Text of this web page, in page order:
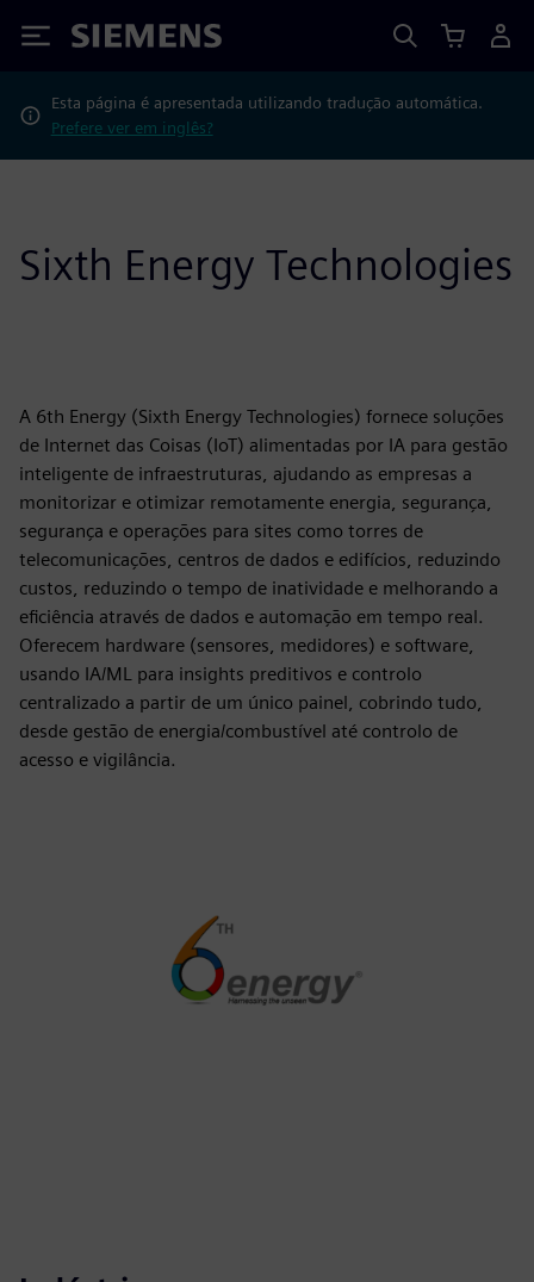
Siemens
Esta página é apresentada utilizando tradução automática.
Prefere ver em inglês?
Sixth Energy Technologies
A 6th Energy (Sixth Energy Technologies) fornece soluções
de Internet das Coisas (IoT) alimentadas por IA para gestão
inteligente de infraestruturas, ajudando as empresas a
monitorizar e otimizar remotamente energia, segurança,
segurança e operações para sites como torres de
telecomunicações, centros de dados e edifícios, reduzindo
custos, reduzindo o tempo de inatividade e melhorando a
eficiência através de dados e automação em tempo real.
Oferecem hardware (sensores, medidores) e software,
usando IA/ML para insights preditivos e controlo
centralizado a partir de um único painel, cobrindo tudo,
desde gestão de energia/combustível até controlo de
acesso e vigilância.